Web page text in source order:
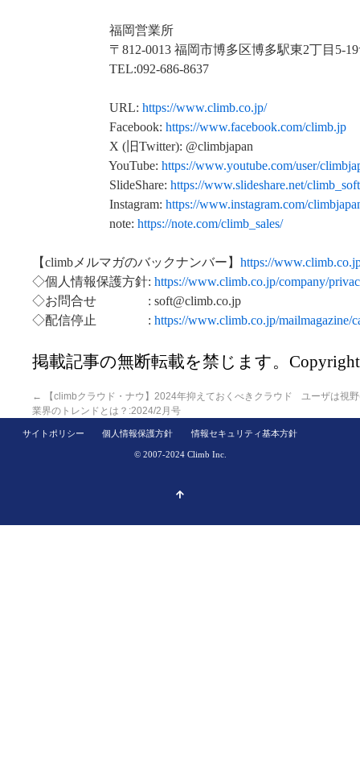
福岡営業所
〒812-0013 福岡市博多区博多駅東2丁目5-19サ
TEL:092-686-8637
URL: https://www.climb.co.jp/
Facebook: https://www.facebook.com/climb.jp
X (旧Twitter): @climbjapan
YouTube: https://www.youtube.com/user/
SlideShare: https://www.slideshare.net/climb_soft
Instagram: https://www.instagram.com/
note: https://note.com/climb_sales/
【climbメルマガのバックナンバー】 https://
◇個人情報保護方針: https://www.climb.co.jp/company/
◇お問合せ : soft@climb.co.jp
◇配信停止 : https://www.climb.co.jp/mailmagazine/
掲載記事の無断転載を禁じます。
←
【climbクラウド・ナウ】2024年抑えておくべきクラウド
業界のトレンドとは？:2024/2月号
ユーザは視
サイトポリシー 個人情報保護方針 情報セキュリティ基本方針
© 2007-2024 Climb Inc.